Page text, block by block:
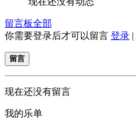
留言板全部
你需要登录后才可以留言 登录 |
留言
现在还没有留言
我的乐单